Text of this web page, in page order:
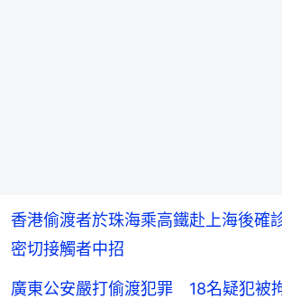
香港偷渡者於珠海乘高鐵赴上海後
密切接觸者中招
廣東公安嚴打偷渡犯罪 18名疑犯被